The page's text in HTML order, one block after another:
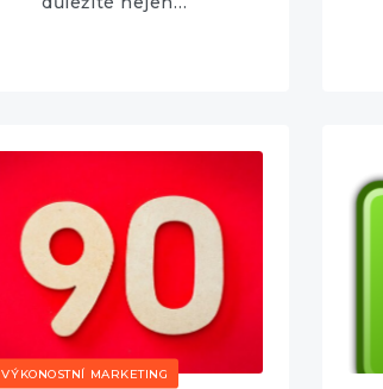
VÝKONOSTNÍ MARKETING